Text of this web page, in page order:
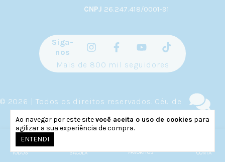
Ao navegar por este sitevocê aceita o uso de cookies para
agilizar a sua experiência de compra.
ENTENDI
TODOS SACOLA FAVORITOS CONTA
CNPJ 26.247.418/0001-91
Siga-
nos
Mais de 800 mil seguidores
© 2026 | Todos os direitos reservados. Céu de Prata.